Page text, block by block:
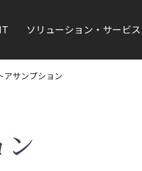
ソリューション・サービス
アサンプション